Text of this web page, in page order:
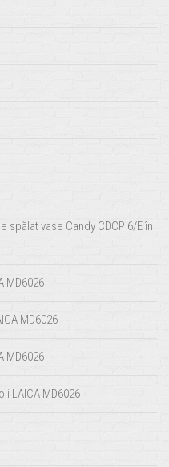
spălat vase Candy CDCP 6/E în
MD6026
MD6026
MD6026
LAICA MD6026